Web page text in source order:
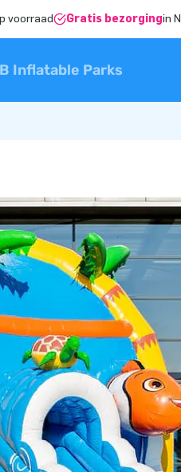
voorraad Gratis bezorgingin
Inflatable Parks